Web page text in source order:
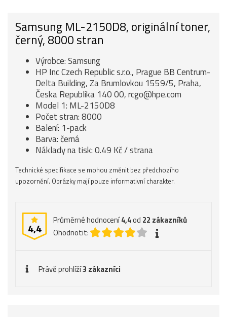
Samsung ML-2150D8, originální toner,
černý, 8000 stran
Výrobce: Samsung
HP Inc Czech Republic s.r.o., Prague BB Centrum-
Delta Building, Za Brumlovkou 1559/5, Praha,
Česka Republika 140 00, rcgo@hpe.com
Model 1: ML-2150D8
Počet stran: 8000
Balení: 1-pack
Barva: černá
Náklady na tisk: 0.49 Kč / strana
Technické specifikace se mohou změnit bez předchozího
upozornění. Obrázky mají pouze informativní charakter.
4,4
Průměrné hodnocení4,4od 22 zákazníků
Ohodnotit:
Právě prohlíží3 zákazníci